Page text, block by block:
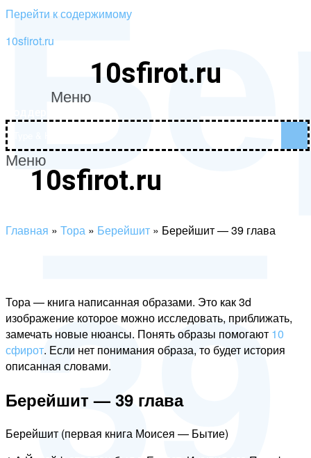
Перейти к содержимому
10sfirot.ru
10sfirot.ru
Меню
Меню
10sfirot.ru
Главная » Тора » Берейшит » Берейшит — 39 глава
Тора — книга написанная образами. Это как 3d
изображение которое можно исследовать, приближать,
замечать новые нюансы. Понять образы помогают 10
сфирот. Если нет понимания образа, то будет история
описанная словами.
—
39
Берейшит — 39 глава
Берейшит (первая книга Моисея — Бытие)